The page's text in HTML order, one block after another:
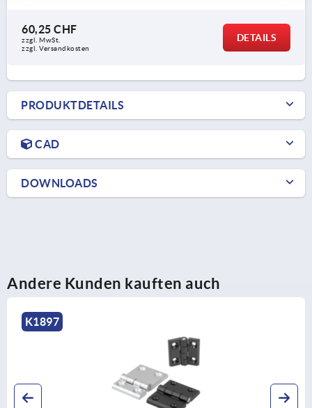
60,25 CHF
zzgl. MwSt.
zzgl. Versandkosten
DETAILS
PRODUKTDETAILS
CAD
DOWNLOADS
Andere Kunden kauften auch